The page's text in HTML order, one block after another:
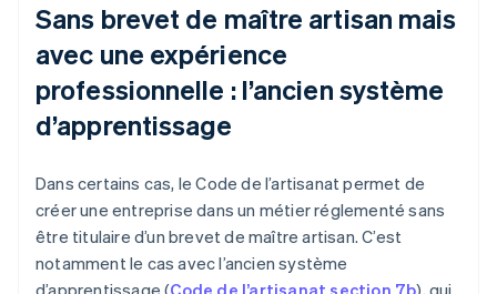
Sans brevet de maître artisan mais
avec une expérience
professionnelle : l’ancien système
d’apprentissage
Dans certains cas, le Code de l’artisanat permet de
créer une entreprise dans un métier réglementé sans
être titulaire d’un brevet de maître artisan. C’est
notamment le cas avec l’ancien système